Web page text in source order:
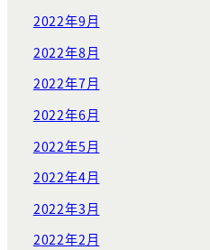
2022年9月
2022年8月
2022年7月
2022年6月
2022年5月
2022年4月
2022年3月
2022年2月